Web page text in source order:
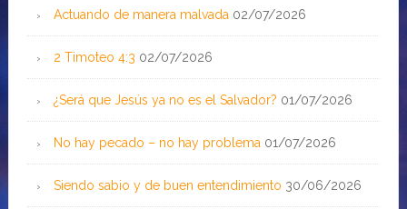
Actuando de manera malvada 02/07/2026
2 Timoteo 4:3 02/07/2026
¿Será que Jesús ya no es el Salvador? 01/07/2026
No hay pecado – no hay problema 01/07/2026
Siendo sabio y de buen entendimiento 30/06/2026